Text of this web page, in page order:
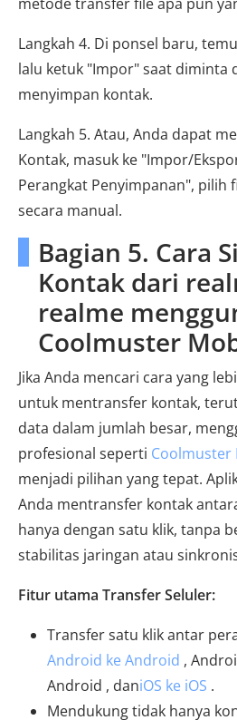
Langkah 4. Di ponsel baru,
lalu ketuk "Impor" saat diminta
menyimpan kontak.
Langkah 5. Atau, Anda dapat
Kontak, masuk ke "Impor/
Perangkat Penyimpanan", pilih
secara manual.
Bagian 5. Cara
Kontak dari
realme
Coolmuster
Jika Anda mencari cara yang
untuk mentransfer kontak,
data dalam jumlah besar,
profesional seperti Coolmuster
menjadi pilihan yang tepat.
Anda mentransfer kontak
hanya dengan satu klik, tanpa
stabilitas jaringan atau
Fitur utama Transfer Seluler:
Transfer satu klik antar
Android ke Android ,
Android , daniOS ke iOS .
Mendukung tidak hanya